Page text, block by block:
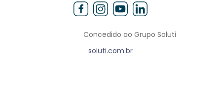
Concedido ao Grupo Soluti
soluti.com.br